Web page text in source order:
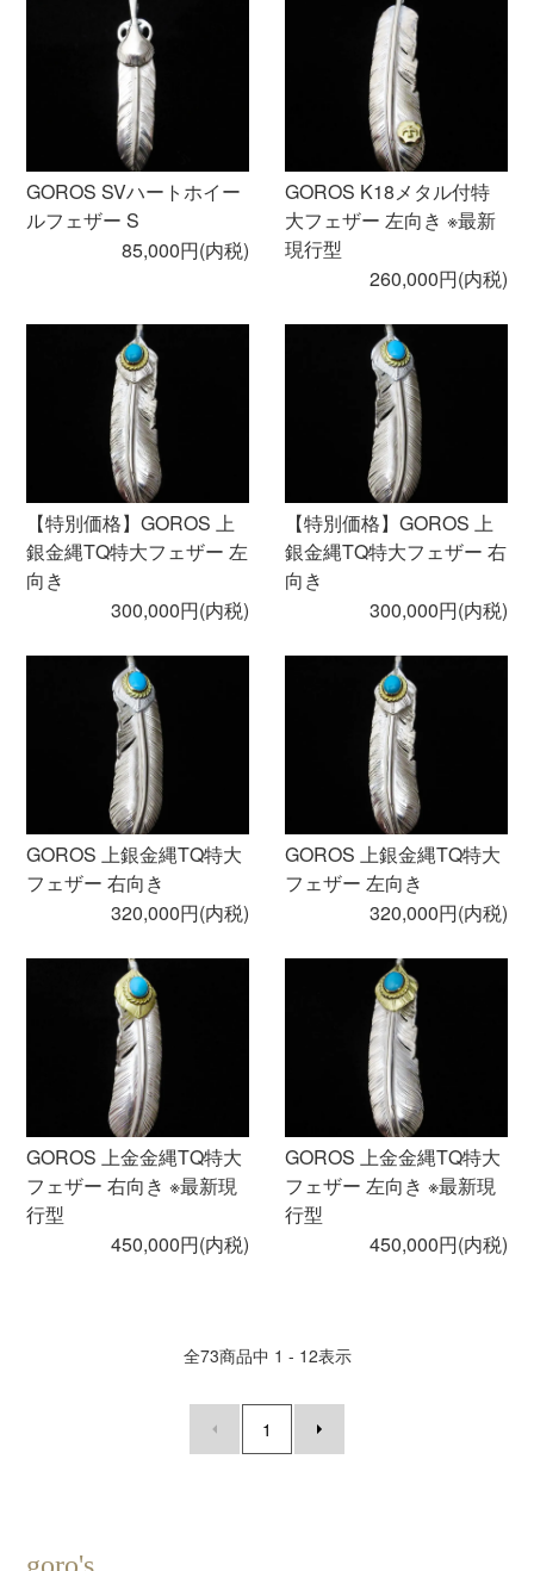
GOROS SVハートホイー
ルフェザー S
85,000円(内税)
GOROS K18メタル付特
大フェザー 左向き ※最新
現行型
260,000円(内税)
【特別価格】GOROS 上
銀金縄TQ特大フェザー 左
向き
300,000円(内税)
【特別価格】GOROS 上
銀金縄TQ特大フェザー 右
向き
300,000円(内税)
GOROS 上銀金縄TQ特大
フェザー 右向き
320,000円(内税)
GOROS 上銀金縄TQ特大
フェザー 左向き
320,000円(内税)
GOROS 上金金縄TQ特大
フェザー 右向き ※最新現
行型
450,000円(内税)
GOROS 上金金縄TQ特大
フェザー 左向き ※最新現
行型
450,000円(内税)
全73商品中 1 - 12表示
1